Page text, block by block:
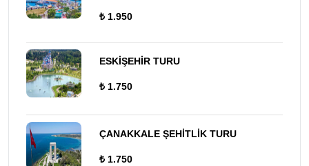
₺ 1.950
ESKİŞEHİR TURU
₺ 1.750
ÇANAKKALE ŞEHİTLİK TURU
₺ 1.750